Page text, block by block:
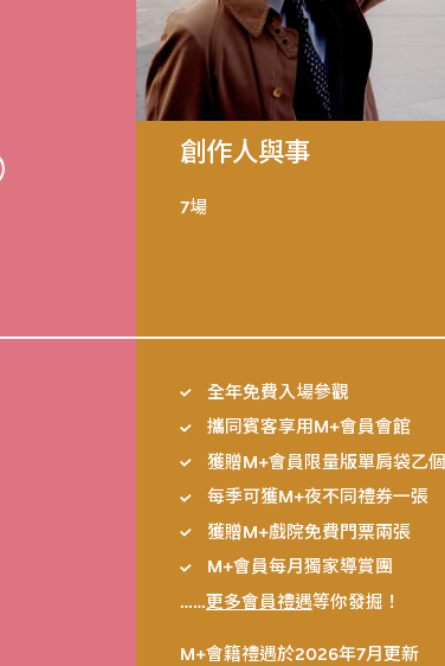
創作人與事
7場
全年免費入場參觀
攜同賓客享用M+會員會館
獲贈M+會員限量版單肩袋乙個
每季可獲M+夜不同禮券一張
獲贈M+戲院免費門票兩張
M+會員每月獨家導賞團
……更多會員禮遇等你發掘！
M+會籍禮遇於2026年7月更新